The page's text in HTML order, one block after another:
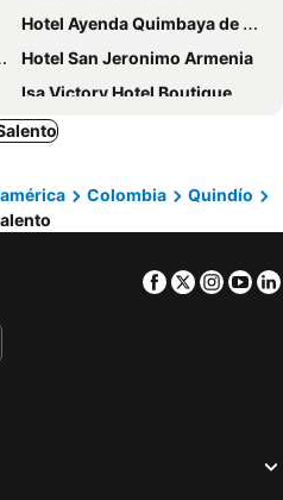
Hotel Ayenda Quimbaya de Oro 1134
Hotel San Jeronimo Armenia
Isa Victory Hotel Boutique
MuchoSur Filandia
Ecohotel Alma
El Edén Country hotel y Club Residencial
Hotel Montes De La Castellana
Colombia
Quindío
Facebook
Twitter